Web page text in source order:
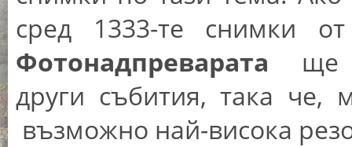
сред 1333-те снимки
Фотонадпреварата ще
други събития, така
възможно най-висока